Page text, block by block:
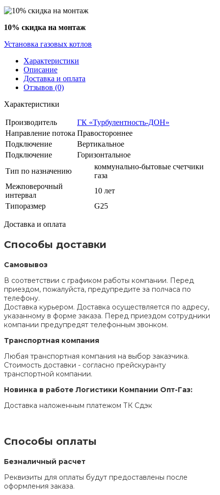
10% скидка на монтаж
Установка газовых котлов
Характеристики
Описание
Доставка и оплата
Отзывов (0)
Характеристики
Производитель
ГК «Турбулентность-ДОН»
Направление потока Правостороннее
Подключение
Вертикальное
Подключение
Горизонтальное
Тип по назначению
коммунально-бытовые счетчики
газа
Межповерочный
интервал
10 лет
Типоразмер
G25
Доставка и оплата
Способы доставки
Самовывоз
В соответствии с графиком работы компании. Перед
приездом, пожалуйста, предупредите за полчаса по
телефону.
Доставка курьером. Доставка осуществляется по адресу,
указанному в форме заказа. Перед приездом сотрудники
компании предупредят телефонным звонком.
Транспортная компания
Любая транспортная компания на выбор заказчика.
Стоимость доставки - согласно прейскуранту
транспортной компании.
Новинка в работе Логистики Компании Опт-Газ:
Доставка наложенным платежом ТК Сдэк
Способы оплаты
Безналичный расчет
Реквизиты для оплаты будут предоставлены после
оформления заказа.